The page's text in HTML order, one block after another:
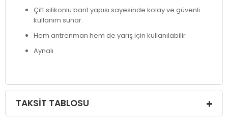
Çift silikonlu bant yapısı sayesinde kolay ve güvenli
kullanım sunar.
Hem antrenman hem de yarış için kullanılabilir
Aynalı
TAKSIT TABLOSU